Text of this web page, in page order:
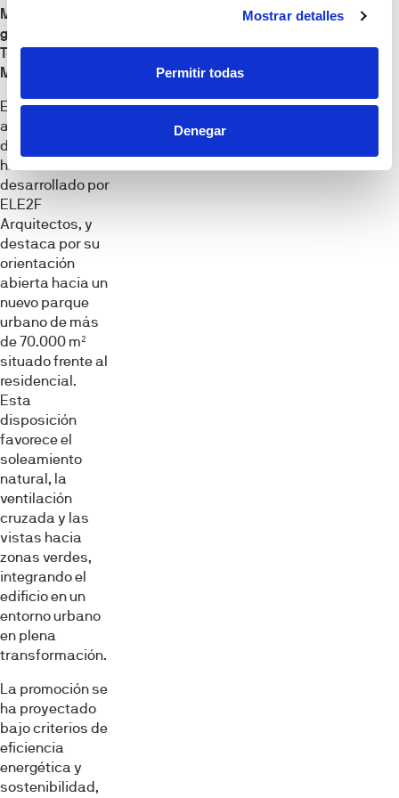
Mostrar detalles
Permitir todas
Denegar
Mosquera,
gerente de
Torrenova en
Metrovacesa
El diseño
arquitectónico
de la promoción
ha sido
desarrollado por
ELE2F
Arquitectos, y
destaca por su
orientación
abierta hacia un
nuevo parque
urbano de más
de 70.000 m²
situado frente al
residencial.
Esta
disposición
favorece el
soleamiento
natural, la
ventilación
cruzada y las
vistas hacia
zonas verdes,
integrando el
edificio en un
entorno urbano
en plena
transformación.
La promoción se
ha proyectado
bajo criterios de
eficiencia
energética y
sostenibilidad,